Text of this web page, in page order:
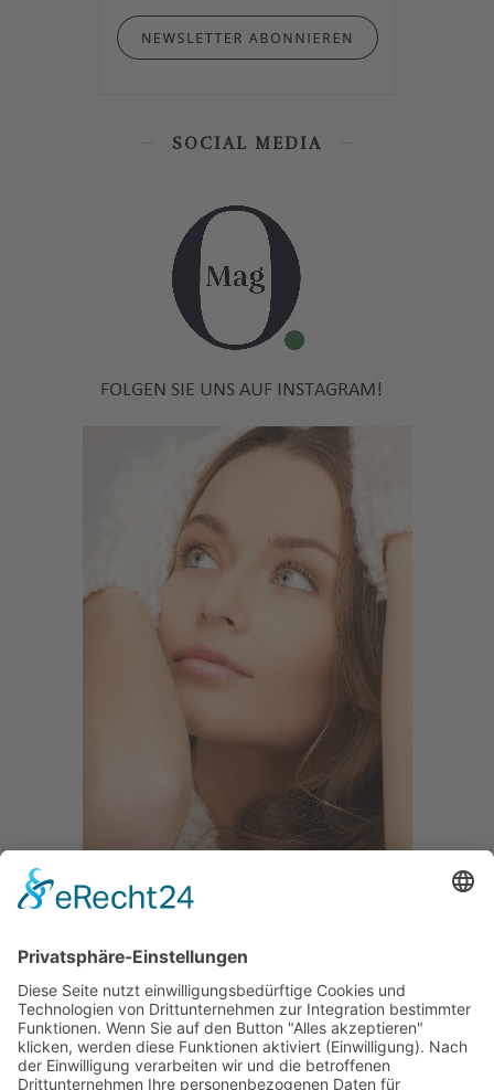
SOCIAL MEDIA